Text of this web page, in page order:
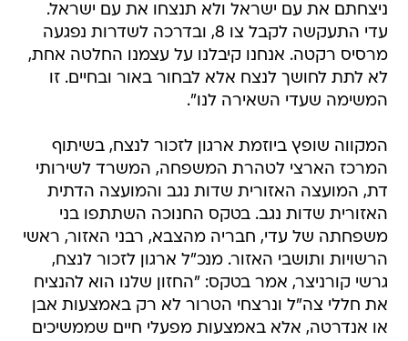
ניצחתם את עם ישראל ולא תנצחו את עם ישראל.
עדי התעקשה לקבל צו 8, ובדרכה לשדרות נפגעה
מרסיס רקטה. אנחנו קיבלנו על עצמנו החלטה אחת,
לא לתת לחושך לנצח אלא לבחור באור ובחיים. זו
המשימה שעדי השאירה לנו".
המקווה שופץ ביוזמת ארגון לזכור לנצח, בשיתוף
המרכז הארצי לטהרת המשפחה, המשרד לשירותי
דת, המועצה האזורית שדות נגב והמועצה הדתית
האזורית שדות נגב. בטקס החנוכה השתתפו בני
משפחתה של עדי, חבריה מהצבא, רבני האזור, ראשי
הרשויות ותושבי האזור. מנכ"ל ארגון לזכור לנצח,
גרשי קורניצר, אמר בטקס: "החזון שלנו הוא להנציח
את חללי צה"ל ונרצחי הטרור לא רק באמצעות אבן
או אנדרטה, אלא באמצעות מפעלי חיים שממשיכים